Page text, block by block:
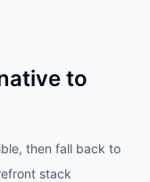
to
then fall back to
stack